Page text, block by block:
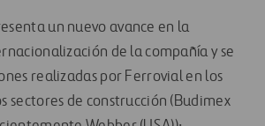
un nuevo avance en la
de la compañía y se
realizadas por Ferrovial en los
sectores de construcción (Budimex